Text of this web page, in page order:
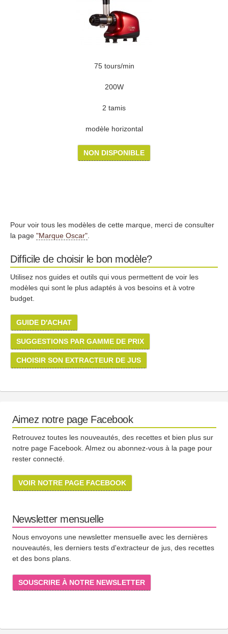
75 tours/min
200W
2 tamis
modèle horizontal
NON DISPONIBLE
Pour voir tous les modèles de cette marque, merci de consulter
la page "Marque Oscar"
Difficile de choisir le bon modèle?
Utilisez nos guides et outils qui vous permettent de voir les
modèles qui sont le plus adaptés à vos besoins et à votre
budget.
GUIDE D'ACHAT
SUGGESTIONS PAR GAMME DE PRIX
CHOISIR SON EXTRACTEUR DE JUS
Aimez notre page Facebook
Retrouvez toutes les nouveautés, des recettes et bien plus sur
notre page Facebook. AImez ou abonnez-vous à la page pour
rester connecté.
VOIR NOTRE PAGE FACEBOOK
Newsletter mensuelle
Nous envoyons une newsletter mensuelle avec les dernières
nouveautés, les derniers tests d'extracteur de jus, des recettes
et des bons plans.
SOUSCRIRE À NOTRE NEWSLETTER